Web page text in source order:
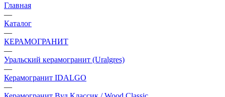
Главная
—
Каталог
—
КЕРАМОГРАНИТ
—
Уральский керамогранит (Uralgres)
—
Керамогранит IDALGO
—